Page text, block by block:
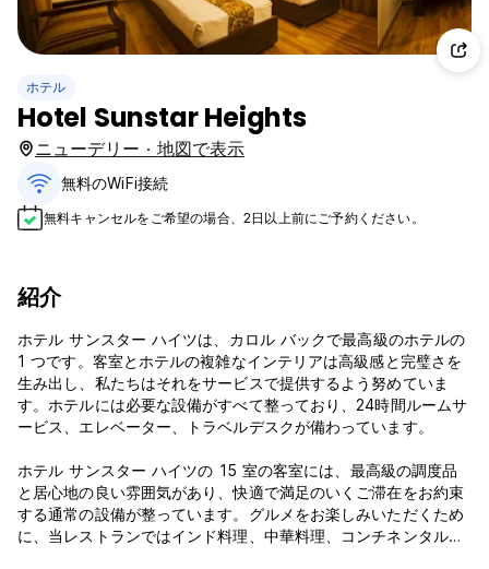
ホテル
Hotel Sunstar Heights
ニューデリー · 地図で表示
無料のWiFi接続
無料キャンセルをご希望の場合、2日以上前にご予約ください。
紹介
ホテル サンスター ハイツは、カロル バックで最高級のホテルの
1 つです。客室とホテルの複雑なインテリアは高級感と完璧さを
生み出し、私たちはそれをサービスで提供するよう努めていま
す。ホテルには必要な設備がすべて整っており、24時間ルームサ
ービス、エレベーター、トラベルデスクが備わっています。
ホテル サンスター ハイツの 15 室の客室には、最高級の調度品
と居心地の良い雰囲気があり、快適で満足のいくご滞在をお約束
する通常の設備が整っています。グルメをお楽しみいただくため
に、当レストランではインド料理、中華料理、コンチネンタル料